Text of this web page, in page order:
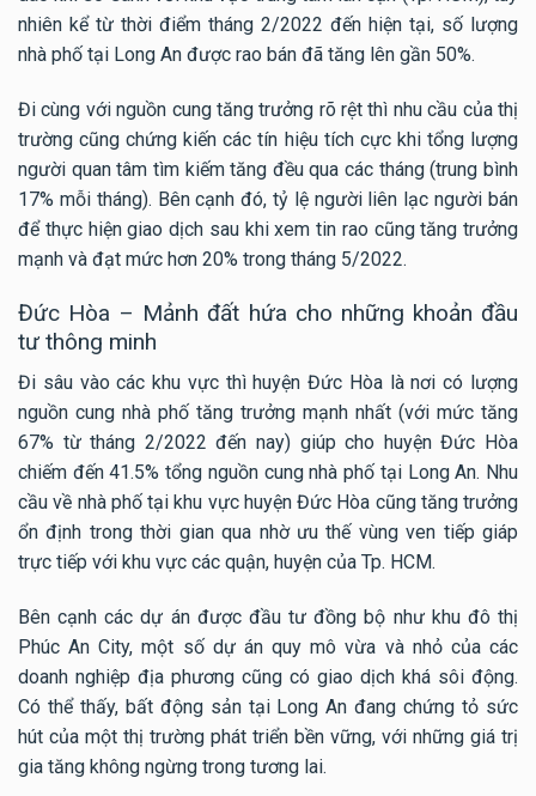
nhiên kể từ thời điểm tháng 2/2022 đến hiện tại, số lượng
nhà phố tại Long An được rao bán đã tăng lên gần 50%.
Đi cùng với nguồn cung tăng trưởng rõ rệt thì nhu cầu của thị
trường cũng chứng kiến các tín hiệu tích cực khi tổng lượng
người quan tâm tìm kiếm tăng đều qua các tháng (trung bình
17% mỗi tháng). Bên cạnh đó, tỷ lệ người liên lạc người bán
để thực hiện giao dịch sau khi xem tin rao cũng tăng trưởng
mạnh và đạt mức hơn 20% trong tháng 5/2022.
Đức Hòa – Mảnh đất hứa cho những khoản đầu
tư thông minh
Đi sâu vào các khu vực thì huyện Đức Hòa là nơi có lượng
nguồn cung nhà phố tăng trưởng mạnh nhất (với mức tăng
67% từ tháng 2/2022 đến nay) giúp cho huyện Đức Hòa
chiếm đến 41.5% tổng nguồn cung nhà phố tại Long An. Nhu
cầu về nhà phố tại khu vực huyện Đức Hòa cũng tăng trưởng
ổn định trong thời gian qua nhờ ưu thế vùng ven tiếp giáp
trực tiếp với khu vực các quận, huyện của Tp. HCM.
Bên cạnh các dự án được đầu tư đồng bộ như khu đô thị
Phúc An City, một số dự án quy mô vừa và nhỏ của các
doanh nghiệp địa phương cũng có giao dịch khá sôi động.
Có thể thấy, bất động sản tại Long An đang chứng tỏ sức
hút của một thị trường phát triển bền vững, với những giá trị
gia tăng không ngừng trong tương lai.